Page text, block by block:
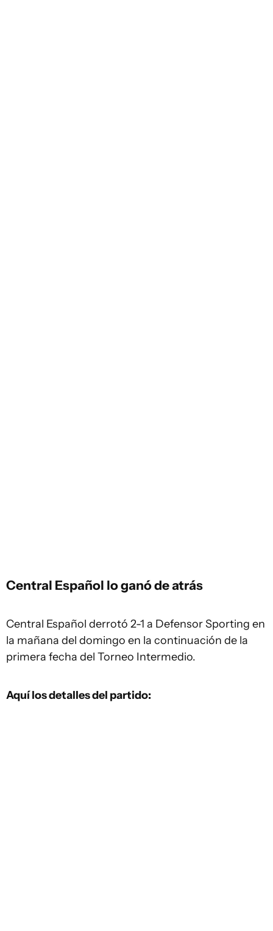
Central Español lo ganó de atrás
Central Español derrotó 2-1 a Defensor Sporting en
la mañana del domingo en la continuación de la
primera fecha del Torneo Intermedio.
Aquí los detalles del partido: